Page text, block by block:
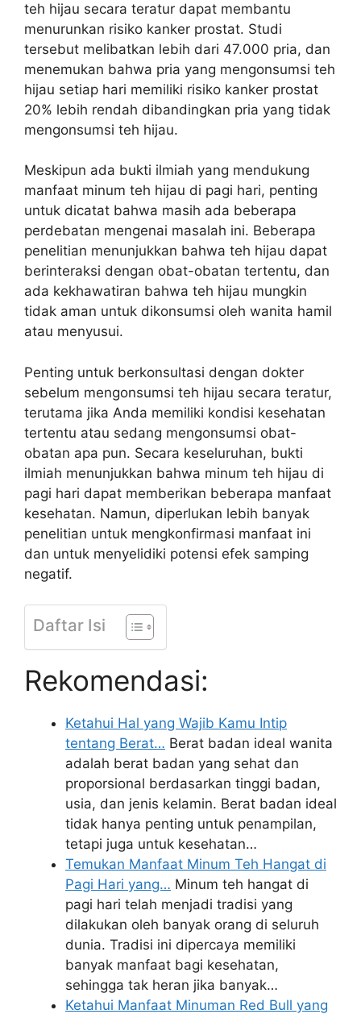
teh hijau secara teratur dapat membantu
menurunkan risiko kanker prostat. Studi
tersebut melibatkan lebih dari 47.000 pria, dan
menemukan bahwa pria yang mengonsumsi teh
hijau setiap hari memiliki risiko kanker prostat
20% lebih rendah dibandingkan pria yang tidak
mengonsumsi teh hijau.
Meskipun ada bukti ilmiah yang mendukung
manfaat minum teh hijau di pagi hari, penting
untuk dicatat bahwa masih ada beberapa
perdebatan mengenai masalah ini. Beberapa
penelitian menunjukkan bahwa teh hijau dapat
berinteraksi dengan obat-obatan tertentu, dan
ada kekhawatiran bahwa teh hijau mungkin
tidak aman untuk dikonsumsi oleh wanita hamil
atau menyusui.
Penting untuk berkonsultasi dengan dokter
sebelum mengonsumsi teh hijau secara teratur,
terutama jika Anda memiliki kondisi kesehatan
tertentu atau sedang mengonsumsi obat-
obatan apa pun. Secara keseluruhan, bukti
ilmiah menunjukkan bahwa minum teh hijau di
pagi hari dapat memberikan beberapa manfaat
kesehatan. Namun, diperlukan lebih banyak
penelitian untuk mengkonfirmasi manfaat ini
dan untuk menyelidiki potensi efek samping
negatif.
Daftar Isi
Rekomendasi:
Ketahui Hal yang Wajib Kamu Intip
tentang Berat… Berat badan ideal wanita
adalah berat badan yang sehat dan
proporsional berdasarkan tinggi badan,
usia, dan jenis kelamin. Berat badan ideal
tidak hanya penting untuk penampilan,
tetapi juga untuk kesehatan…
Temukan Manfaat Minum Teh Hangat di
Pagi Hari yang… Minum teh hangat di
pagi hari telah menjadi tradisi yang
dilakukan oleh banyak orang di seluruh
dunia. Tradisi ini dipercaya memiliki
banyak manfaat bagi kesehatan,
sehingga tak heran jika banyak…
Ketahui Manfaat Minuman Red Bull yang